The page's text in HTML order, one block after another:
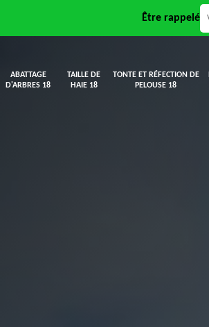
Être rappelé
ABATTAGE
D'ARBRES 18
TAILLE DE
HAIE 18
TONTE ET RÉFECTION DE
PELOUSE 18